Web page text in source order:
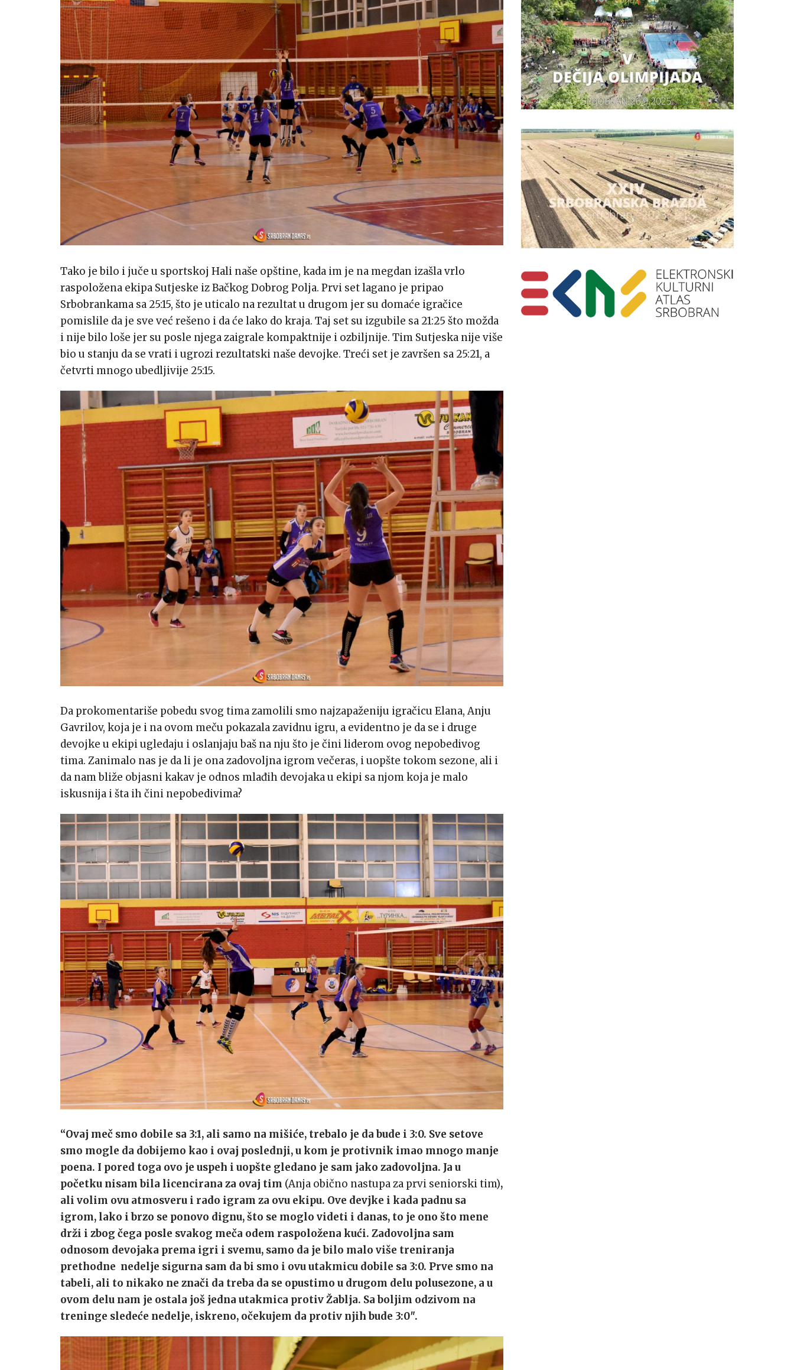
Tako je bilo i juče u sportskoj Hali naše opštine, kada im je na megdan izašla vrlo
raspoložena ekipa Sutjeske iz Bačkog Dobrog Polja. Prvi set lagano je pripao
Srbobrankama sa 25:15, što je uticalo na rezultat u drugom jer su domaće igračice
pomislile da je sve već rešeno i da će lako do kraja. Taj set su izgubile sa 21:25 što možda
i nije bilo loše jer su posle njega zaigrale kompaktnije i ozbiljnije. Tim Sutjeska nije više
bio u stanju da se vrati i ugrozi rezultatski naše devojke. Treći set je završen sa 25:21, a
četvrti mnogo ubedljivije 25:15.
Da prokomentariše pobedu svog tima zamolili smo najzapaženiju igračicu Elana, Anju
Gavrilov, koja je i na ovom meču pokazala zavidnu igru, a evidentno je da se i druge
devojke u ekipi ugledaju i oslanjaju baš na nju što je čini liderom ovog nepobedivog
tima. Zanimalo nas je da li je ona zadovoljna igrom večeras, i uopšte tokom sezone, ali i
da nam bliže objasni kakav je odnos mlađih devojaka u ekipi sa njom koja je malo
iskusnija i šta ih čini nepobedivima?
“Ovaj meč smo dobile sa 3:1, ali samo na mišiće, trebalo je da bude i 3:0. Sve setove
smo mogle da dobijemo kao i ovaj poslednji, u kom je protivnik imao mnogo manje
poena. I pored toga ovo je uspeh i uopšte gledano je sam jako zadovoljna. Ja u
početku nisam bila licencirana za ovaj tim (Anja obično nastupa za prvi seniorski tim),
ali volim ovu atmosveru i rado igram za ovu ekipu. Ove devjke i kada padnu sa
igrom, lako i brzo se ponovo dignu, što se moglo videti i danas, to je ono što mene
drži i zbog čega posle svakog meča odem raspoložena kući. Zadovoljna sam
odnosom devojaka prema igri i svemu, samo da je bilo malo više treniranja
prethodne nedelje sigurna sam da bi smo i ovu utakmicu dobile sa 3:0. Prve smo na
tabeli, ali to nikako ne znači da treba da se opustimo u drugom delu polusezone, a u
ovom delu nam je ostala još jedna utakmica protiv Žablja. Sa boljim odzivom na
treninge sledeće nedelje, iskreno, očekujem da protiv njih bude 3:0″.